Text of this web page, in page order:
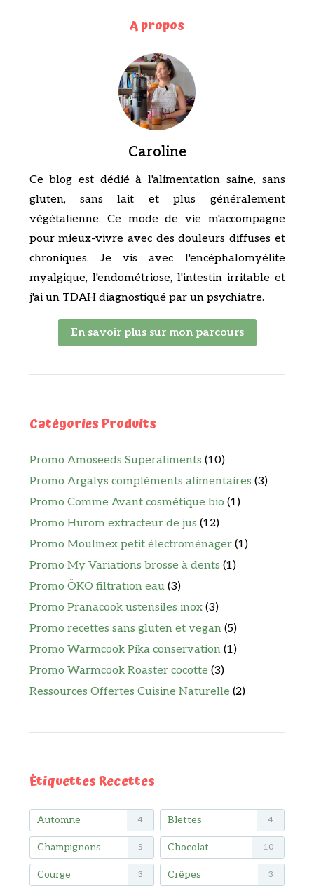
A propos
Caroline
Ce blog est dédié à l'alimentation saine, sans
gluten, sans lait et plus généralement
végétalienne. Ce mode de vie m'accompagne
pour mieux-vivre avec des douleurs diffuses et
chroniques. Je vis avec l'encéphalomyélite
myalgique, l'endométriose, l'intestin irritable et
j'ai un TDAH diagnostiqué par un psychiatre.
En savoir plus sur mon parcours
Catégories Produits
Promo Amoseeds Superaliments (10)
Promo Argalys compléments alimentaires (3)
Promo Comme Avant cosmétique bio (1)
Promo Hurom extracteur de jus (12)
Promo Moulinex petit électroménager (1)
Promo My Variations brosse à dents (1)
Promo ÖKO filtration eau (3)
Promo Pranacook ustensiles inox (3)
Promo recettes sans gluten et vegan (5)
Promo Warmcook Pika conservation (1)
Promo Warmcook Roaster cocotte (3)
Ressources Offertes Cuisine Naturelle (2)
Étiquettes Recettes
Automne 4 Blettes 4
Champignons 5 Chocolat 10
Courge 3 Crêpes 3